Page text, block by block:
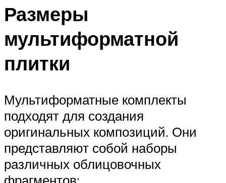
Размеры
мультиформатной
плитки
Мультиформатные комплекты
подходят для создания
оригинальных композиций. Они
представляют собой наборы
различных облицовочных
фрагментов: